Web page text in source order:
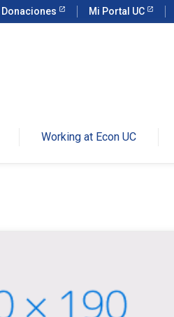
Donaciones Mi Portal UC
Working at Econ UC